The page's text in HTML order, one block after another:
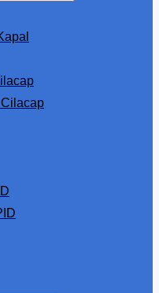
Cilacap